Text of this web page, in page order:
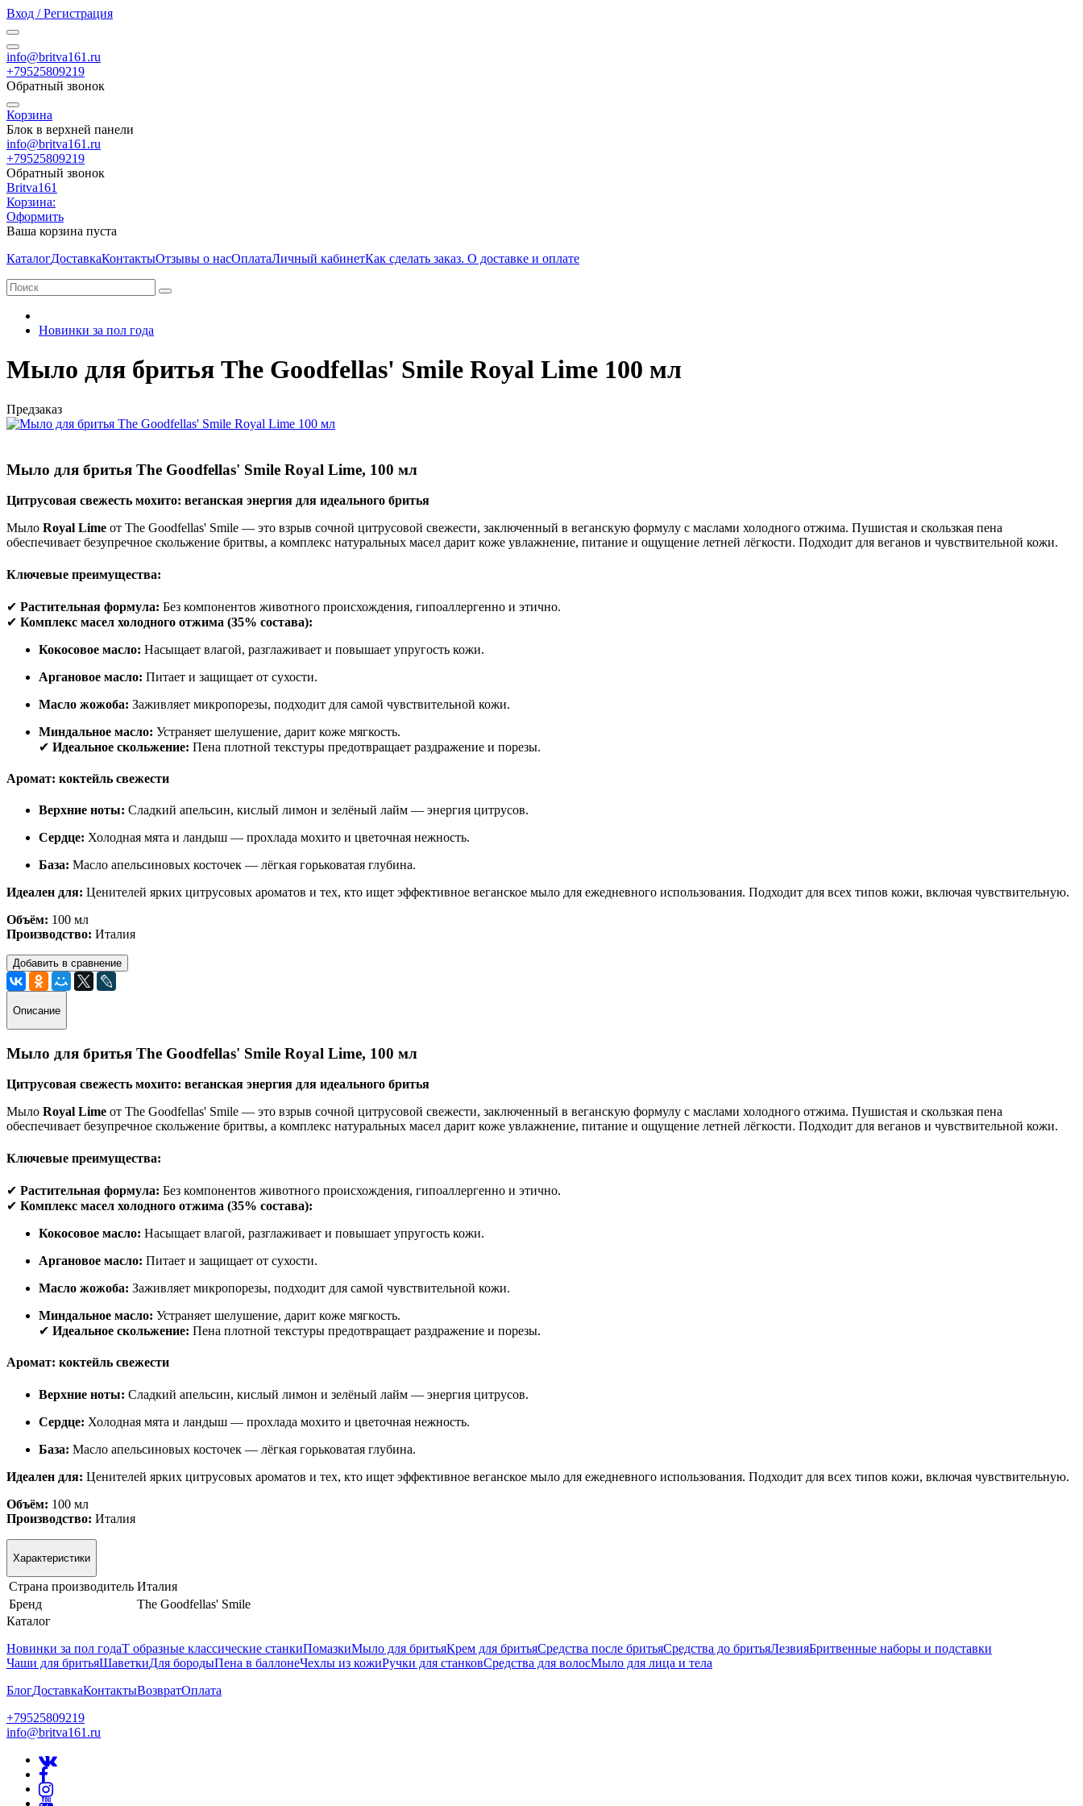
Вход / Регистрация
info@britva161.ru
+79525809219
Обратный звонок
Корзина
Блок в верхней панели
info@britva161.ru
+79525809219
Обратный звонок
Britva161
Корзина:
Оформить
Ваша корзина пуста
КаталогДоставкаКонтактыОтзывы о насОплатаЛичный кабинетКак сделать заказ. О доставке и оплате
Новинки за пол года
Мыло для бритья The Goodfellas' Smile Royal Lime 100 мл
Предзаказ
Мыло для бритья The Goodfellas' Smile Royal Lime, 100 мл
Цитрусовая свежесть мохито: веганская энергия для идеального бритья
Мыло Royal Lime от The Goodfellas' Smile — это взрыв сочной цитрусовой свежести, заключенный в веганскую формулу с маслами холодного отжима. Пушистая и скользкая пена
обеспечивает безупречное скольжение бритвы, а комплекс натуральных масел дарит коже увлажнение, питание и ощущение летней лёгкости. Подходит для веганов и чувствительной кожи.
Ключевые преимущества:
✔ Растительная формула: Без компонентов животного происхождения, гипоаллергенно и этично.
✔ Комплекс масел холодного отжима (35% состава):
Кокосовое масло: Насыщает влагой, разглаживает и повышает упругость кожи.
Аргановое масло: Питает и защищает от сухости.
Масло жожоба: Заживляет микропорезы, подходит для самой чувствительной кожи.
Миндальное масло: Устраняет шелушение, дарит коже мягкость.
✔ Идеальное скольжение: Пена плотной текстуры предотвращает раздражение и порезы.
Аромат: коктейль свежести
Верхние ноты: Сладкий апельсин, кислый лимон и зелёный лайм — энергия цитрусов.
Сердце: Холодная мята и ландыш — прохлада мохито и цветочная нежность.
База: Масло апельсиновых косточек — лёгкая горьковатая глубина.
Идеален для: Ценителей ярких цитрусовых ароматов и тех, кто ищет эффективное веганское мыло для ежедневного использования. Подходит для всех типов кожи, включая чувствительную.
Объём: 100 мл
Производство: Италия
Добавить в сравнение
Описание
Мыло для бритья The Goodfellas' Smile Royal Lime, 100 мл
Цитрусовая свежесть мохито: веганская энергия для идеального бритья
Мыло Royal Lime от The Goodfellas' Smile — это взрыв сочной цитрусовой свежести, заключенный в веганскую формулу с маслами холодного отжима. Пушистая и скользкая пена
обеспечивает безупречное скольжение бритвы, а комплекс натуральных масел дарит коже увлажнение, питание и ощущение летней лёгкости. Подходит для веганов и чувствительной кожи.
Ключевые преимущества:
✔ Растительная формула: Без компонентов животного происхождения, гипоаллергенно и этично.
✔ Комплекс масел холодного отжима (35% состава):
Кокосовое масло: Насыщает влагой, разглаживает и повышает упругость кожи.
Аргановое масло: Питает и защищает от сухости.
Масло жожоба: Заживляет микропорезы, подходит для самой чувствительной кожи.
Миндальное масло: Устраняет шелушение, дарит коже мягкость.
✔ Идеальное скольжение: Пена плотной текстуры предотвращает раздражение и порезы.
Аромат: коктейль свежести
Верхние ноты: Сладкий апельсин, кислый лимон и зелёный лайм — энергия цитрусов.
Сердце: Холодная мята и ландыш — прохлада мохито и цветочная нежность.
База: Масло апельсиновых косточек — лёгкая горьковатая глубина.
Идеален для: Ценителей ярких цитрусовых ароматов и тех, кто ищет эффективное веганское мыло для ежедневного использования. Подходит для всех типов кожи, включая чувствительную.
Объём: 100 мл
Производство: Италия
Характеристики
Страна производитель Италия
Бренд
The Goodfellas' Smile
Каталог
Новинки за пол годаТ образные классические станкиПомазкиМыло для бритьяКрем для бритьяСредства после бритьяСредства до бритьяЛезвияБритвенные наборы и подставки
Чаши для бритьяШаветкиДля бородыПена в баллонеЧехлы из кожиРучки для станковСредства для волосМыло для лица и тела
БлогДоставкаКонтактыВозвратОплата
+79525809219
info@britva161.ru